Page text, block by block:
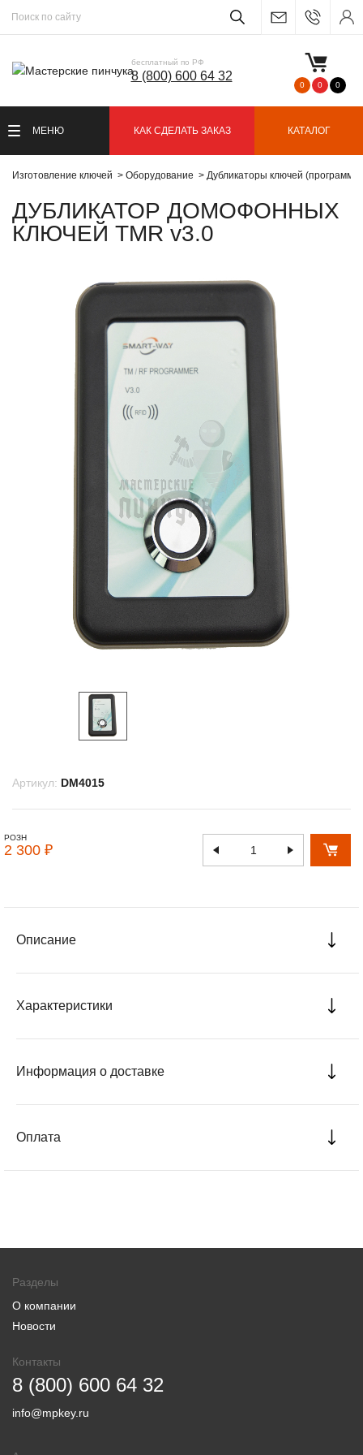
бесплатный по РФ
8 (800) 600 64 32
0 0 0
МЕНЮ КАК СДЕЛАТЬ ЗАКАЗ КАТАЛОГ
Изготовление ключей Оборудование Дубликаторы ключей
ДУБЛИКАТОР ДОМОФОННЫХ
КЛЮЧЕЙ TMR v3.0
Артикул: DM4015
РОЗН
2 300 ₽
Описание
Характеристики
Информация о доставке
Оплата
Разделы
О компании
Новости
Контакты
8 (800) 600 64 32
info@mpkey.ru